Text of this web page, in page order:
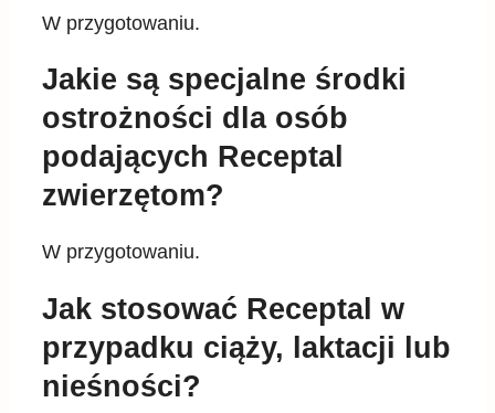
W przygotowaniu.
Jakie są specjalne środki
ostrożności dla osób
podających Receptal
zwierzętom?
W przygotowaniu.
Jak stosować Receptal w
przypadku ciąży, laktacji lub
nieśności?